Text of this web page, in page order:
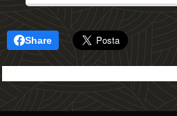
Share